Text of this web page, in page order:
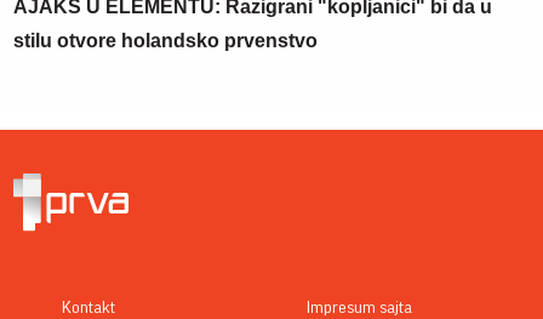
AJAKS U ELEMENTU: Razigrani "kopljanici" bi da u
stilu otvore holandsko prvenstvo
Kontakt Impresum sajta